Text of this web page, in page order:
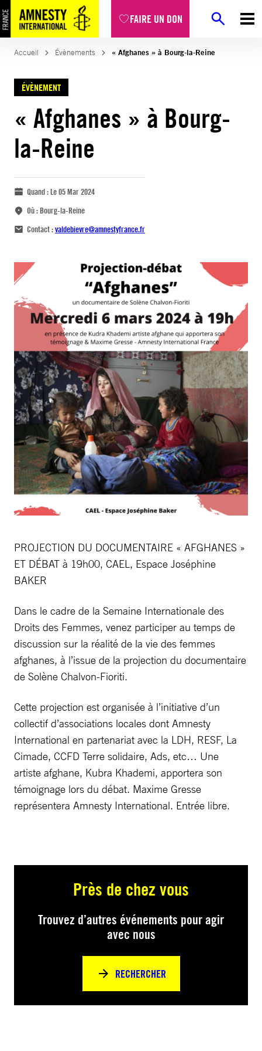
FAIRE UN DON
Accueil Évènements « Afghanes » à Bourg-la-Reine
ÉVÈNEMENT
« Afghanes » à Bourg-
la-Reine
Quand :Le 05 Mar 2024
Où :Bourg-la-Reine
Contact :valdebievre@amnestyfrance.fr
PROJECTION DU DOCUMENTAIRE « AFGHANES »
ET DÉBAT à 19h00, CAEL, Espace Joséphine
BAKER
Dans le cadre de la Semaine Internationale des
Droits des Femmes, venez participer au temps de
discussion sur la réalité de la vie des femmes
afghanes, à l’issue de la projection du documentaire
de Solène Chalvon-Fioriti.
Cette projection est organisée à l’initiative d’un
collectif d’associations locales dont Amnesty
International en partenariat avec la LDH, RESF, La
Cimade, CCFD Terre solidaire, Ads, etc… Une
artiste afghane, Kubra Khademi, apportera son
témoignage lors du débat. Maxime Gresse
représentera Amnesty International. Entrée libre.
Près de chez vous
Trouvez d’autres événements pour agir
avec nous
RECHERCHER